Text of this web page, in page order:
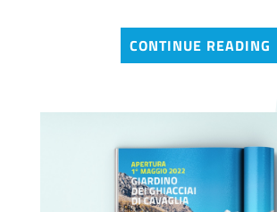
CONTINUE READING